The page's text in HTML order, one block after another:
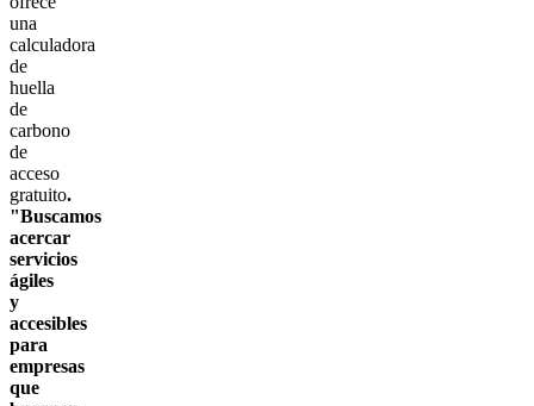
una
calculadora
de
huella
de
carbono
de
acceso
gratuito.
"Buscamos
acercar
servicios
ágiles
y
accesibles
para
empresas
que